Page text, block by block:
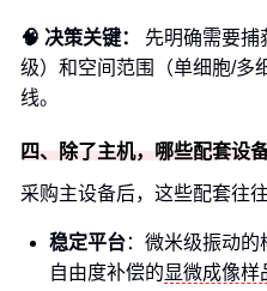
🧠 决策关键：
先明确需要捕
级）和空间范围（单细胞/多
线。
四、除了主机，哪些配套设
采购主设备后，这些配套往
稳定平台：微米级振动
自由度补偿的显微成像样